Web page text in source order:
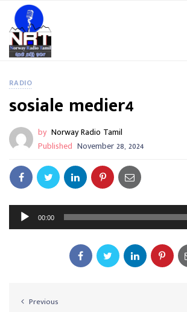
RADIO
sosiale medier4
by Norway Radio Tamil
Published November 28, 2024
u
00:00
Previous